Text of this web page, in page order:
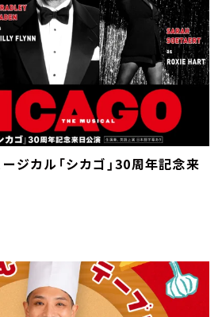
ジカル「シカゴ」30周年記念来